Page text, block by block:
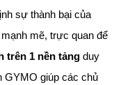
sự thành bại của
mẽ, trực quan để
trên 1 nền tảng duy
GYMO giúp các chủ